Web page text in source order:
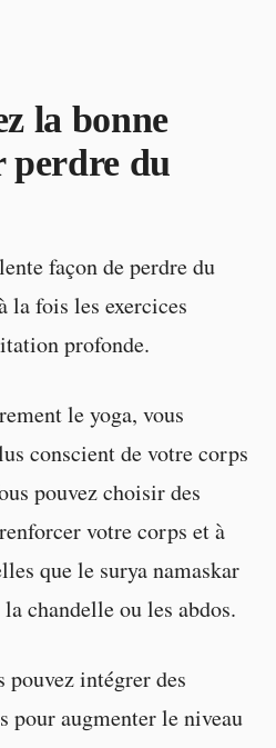
la bonne
perdre du
façon de perdre du
la fois les exercices
profonde.
le yoga, vous
conscient de votre corps
pouvez choisir des
votre corps et à
que le surya namaskar
chandelle ou les abdos.
pouvez intégrer des
pour augmenter le niveau